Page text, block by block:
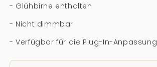
- Glühbirne enthalten
- Nicht dimmbar
- Verfügbar für die Plug-In-Anpassung